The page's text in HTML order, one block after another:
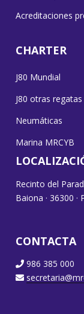
Acreditaciones
CHARTER
J80 Mundial
J80 otras regatas
Neumáticas
Marina MRCYB
Recinto del
Baiona · 36300 ·
CONTACTA
986 385 000